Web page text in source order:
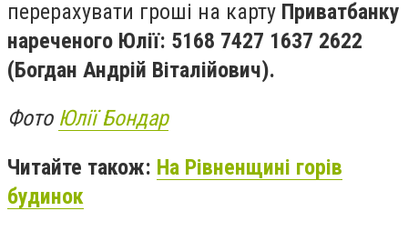
перерахувати гроші на карту Приватбанку
нареченого Юлії: 5168 7427 1637 2622
(Богдан Андрій Віталійович).
Фото Юлії Бондар
Читайте також: На Рівненщині горів
будинок